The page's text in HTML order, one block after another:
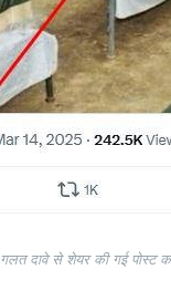
गलत दावे से शेयर की गई पोस्ट